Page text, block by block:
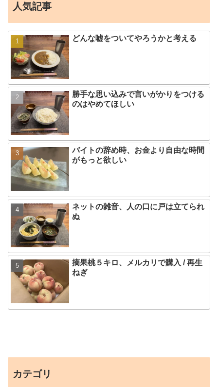
人気記事
どんな嘘をついてやろうかと考える
勝手な思い込みで言いがかりをつける
のはやめてほしい
バイトの辞め時、お金より自由な時間
がもっと欲しい
ネットの雑音、人の口に戸は立てられ
ぬ
摘果桃５キロ、メルカリで購入 / 再生
ねぎ
カテゴリ